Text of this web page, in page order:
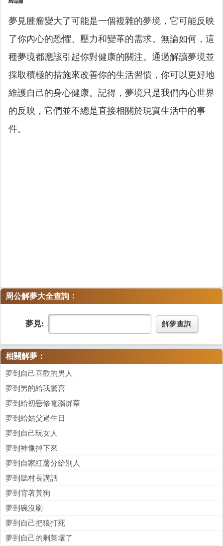
夢見腫瘤變大了可能是一個複雜的夢境，它可能反映
了你內心的恐懼、壓力和變革的需求。無論如何，這
種夢境都應該引起你對健康的關注。通過解讀夢境並
採取積極的措施來改善你的生活習慣，你可以更好地
維護自己的身心健康。記得，夢境只是我們內心世界
的反映，它們並不總是直接相關於現實生活中的事
件。
周公解夢大全查詢 ：
夢見: 解夢查詢
相關解夢：
夢到自己喜歡的男人
夢到男的給我驚喜
夢到給初戀修電腦屏幕
夢到給姑父過生日
夢到自己玩女人
夢到神像掉下來
夢到自家紅薯分給別人
夢到聽村長講話
夢到背著黃狗
夢到碗沒刷
夢到自己把狼打死
夢到自己的剩菜壞了